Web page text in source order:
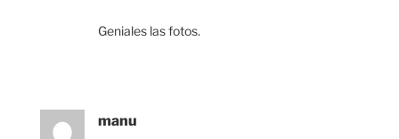
Geniales las fotos.
manu